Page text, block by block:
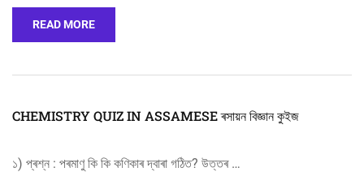
READ MORE
CHEMISTRY QUIZ IN ASSAMESE ৰসায়ন বিজ্ঞান কুইজ
১) প্ৰশ্ন : পৰমাণু কি কি কণিকাৰ দ্বাৰা গঠিত? উত্তৰ …